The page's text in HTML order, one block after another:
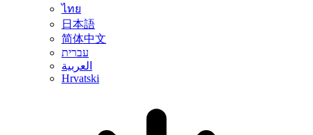
ไทย
日本語
简体中文
עברית
العربية
Hrvatski